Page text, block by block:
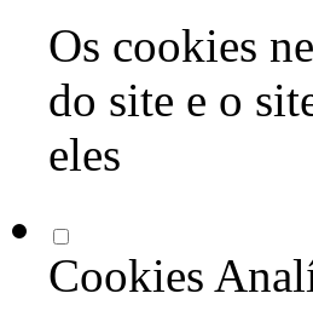
Os cookies
do site e o
eles
Cookies